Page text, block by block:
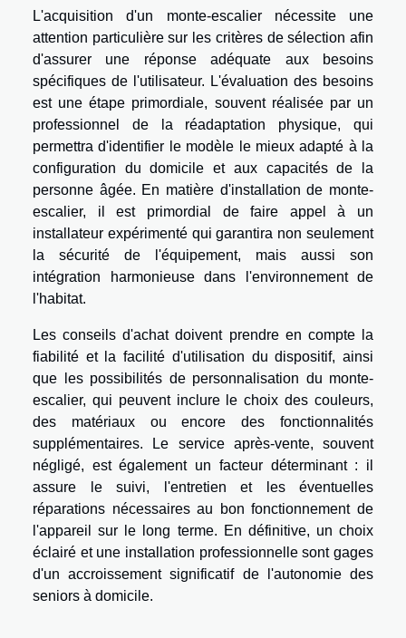
L'acquisition d'un monte-escalier nécessite une
attention particulière sur les critères de sélection afin
d'assurer une réponse adéquate aux besoins
spécifiques de l'utilisateur. L'évaluation des besoins
est une étape primordiale, souvent réalisée par un
professionnel de la réadaptation physique, qui
permettra d'identifier le modèle le mieux adapté à la
configuration du domicile et aux capacités de la
personne âgée. En matière d'installation de monte-
escalier, il est primordial de faire appel à un
installateur expérimenté qui garantira non seulement
la sécurité de l'équipement, mais aussi son
intégration harmonieuse dans l'environnement de
l'habitat.
Les conseils d'achat doivent prendre en compte la
fiabilité et la facilité d'utilisation du dispositif, ainsi
que les possibilités de personnalisation du monte-
escalier, qui peuvent inclure le choix des couleurs,
des matériaux ou encore des fonctionnalités
supplémentaires. Le service après-vente, souvent
négligé, est également un facteur déterminant : il
assure le suivi, l'entretien et les éventuelles
réparations nécessaires au bon fonctionnement de
l'appareil sur le long terme. En définitive, un choix
éclairé et une installation professionnelle sont gages
d'un accroissement significatif de l'autonomie des
seniors à domicile.